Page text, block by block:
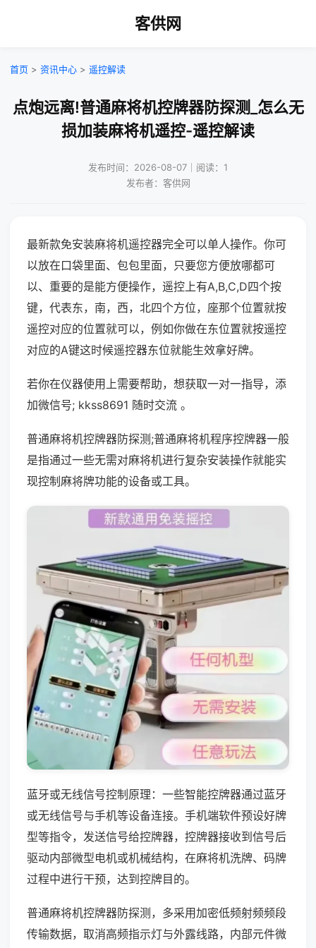
客供网
首页 > 资讯中心 > 遥控解读
点炮远离!普通麻将机控牌器防探测_怎么无
损加装麻将机遥控-遥控解读
发布时间：2026-08-07｜阅读：1
发布者：客供网
最新款免安装麻将机遥控器完全可以单人操作。你可
以放在口袋里面、包包里面，只要您方便放哪都可
以、重要的是能方便操作，遥控上有A,B,C,D四个按
键，代表东，南，西，北四个方位，座那个位置就按
遥控对应的位置就可以，例如你做在东位置就按遥控
对应的A键这时候遥控器东位就能生效拿好牌。
若你在仪器使用上需要帮助，想获取一对一指导，添
加微信号; kkss8691 随时交流 。
普通麻将机控牌器防探测;普通麻将机程序控牌器一般
是指通过一些无需对麻将机进行复杂安装操作就能实
现控制麻将牌功能的设备或工具。
蓝牙或无线信号控制原理：一些智能控牌器通过蓝牙
或无线信号与手机等设备连接。手机端软件预设好牌
型等指令，发送信号给控牌器，控牌器接收到信号后
驱动内部微型电机或机械结构，在麻将机洗牌、码牌
过程中进行干预，达到控牌目的。
普通麻将机控牌器防探测，多采用加密低频射频频段
传输数据，取消高频指示灯与外露线路，内部元件微